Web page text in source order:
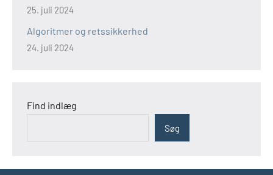
25. juli 2024
Algoritmer og retssikkerhed
24. juli 2024
Find indlæg
Søg